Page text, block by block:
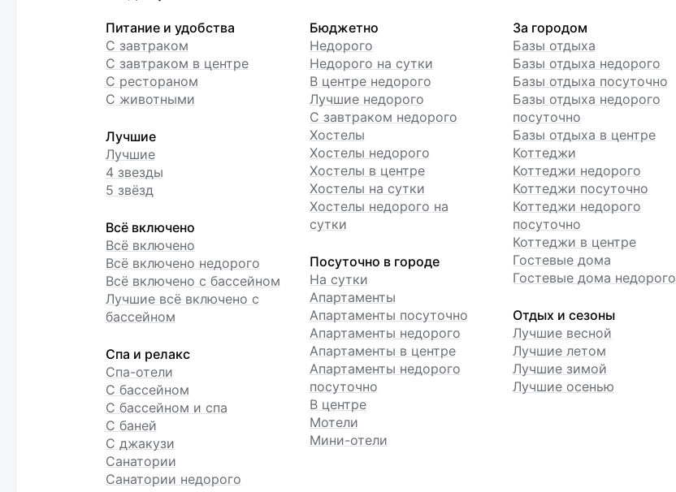
Питание и удобства
С завтраком
С завтраком в центре
С рестораном
С животными
Лучшие
Лучшие
4 звезды
5 звёзд
Всё включено
Всё включено
Всё включено недорого
Всё включено с бассейном
Лучшие всё включено с
бассейном
Спа и релакс
Спа-отели
С бассейном
С бассейном и спа
С баней
С джакузи
Санатории
Санатории недорого
Бюджетно
Недорого
Недорого на сутки
В центре недорого
Лучшие недорого
С завтраком недорого
Хостелы
Хостелы недорого
Хостелы в центре
Хостелы на сутки
Хостелы недорого на
сутки
Посуточно в городе
На сутки
Апартаменты
Апартаменты посуточно
Апартаменты недорого
Апартаменты в центре
Апартаменты недорого
посуточно
В центре
Мотели
Мини-отели
За городом
Базы отдыха
Базы отдыха недорого
Базы отдыха посуточно
Базы отдыха недорого
посуточно
Базы отдыха в центре
Коттеджи
Коттеджи недорого
Коттеджи посуточно
Коттеджи недорого
посуточно
Коттеджи в центре
Гостевые дома
Гостевые дома недорого
Отдых и сезоны
Лучшие весной
Лучшие летом
Лучшие зимой
Лучшие осенью